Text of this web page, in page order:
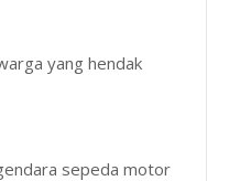
yang hendak
sepeda motor